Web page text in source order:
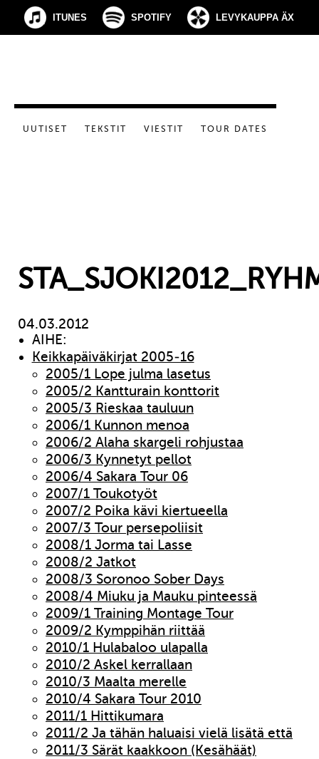
ITUNES SPOTIFY LEVYKAUPPA ÄX
UUTISET TEKSTIT VIESTIT TOUR DATES
04.03.2012
AIHE:
Keikkapäiväkirjat 2005-16
2005/1 Lope julma lasetus
2005/2 Kantturain konttorit
2005/3 Rieskaa tauluun
2006/1 Kunnon menoa
2006/2 Alaha skargeli rohjustaa
2006/3 Kynnetyt pellot
2006/4 Sakara Tour 06
2007/1 Toukotyöt
2007/2 Poika kävi kiertueella
2007/3 Tour persepoliisit
2008/1 Jorma tai Lasse
2008/2 Jatkot
2008/3 Soronoo Sober Days
2008/4 Miuku ja Mauku pinteessä
2009/1 Training Montage Tour
2009/2 Kymppihän riittää
2010/1 Hulabaloo ulapalla
2010/2 Askel kerrallaan
2010/3 Maalta merelle
2010/4 Sakara Tour 2010
2011/1 Hittikumara
2011/2 Ja tähän haluaisi vielä lisätä että
2011/3 Särät kaakkoon (Kesähäät)